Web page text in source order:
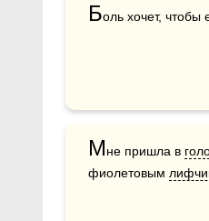
Боль хочет, чтобы
Мне пришла в
фиолетовым